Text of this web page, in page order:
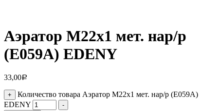
Аэратор М22х1 мет. нар/р
(Е059А) EDENY
33,00Р
+
Количество товара Аэратор М22х1 мет. нар/р (Е059А)
EDENY
-